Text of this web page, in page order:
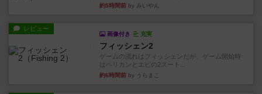
約5時間前 by みいやん
レビュー
画像付き 充実
フィッシェン2
ゲームの流れはフィッシェンだが、ゲーム開始時
はペリカンとエビの2スート...
約6時間前 by うらまこ